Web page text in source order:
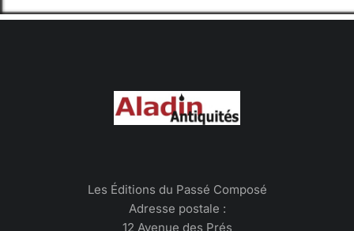
Les Éditions du Passé Composé
Adresse postale :
12 Avenue des Prés